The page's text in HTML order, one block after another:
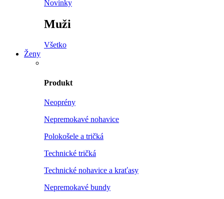
Novinky
Muži
Všetko
Ženy
Produkt
Neoprény
Nepremokavé nohavice
Polokošele a tričká
Technické tričká
Technické nohavice a kraťasy
Nepremokavé bundy